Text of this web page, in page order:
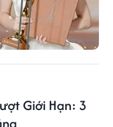
Giới Hạn: 3